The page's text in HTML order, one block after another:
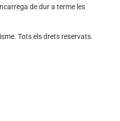
de dur a terme les
Tots els drets reservats.